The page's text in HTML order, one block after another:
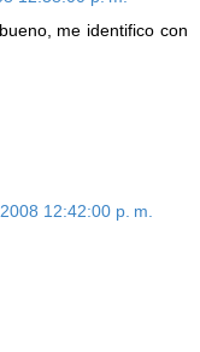
me identifico con
12:42:00 p. m.